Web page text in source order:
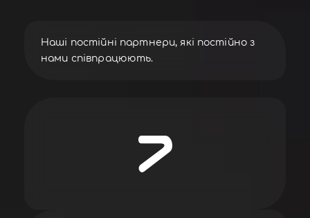
Наші постійні партнери, які постійно з
нами співпрацюють.